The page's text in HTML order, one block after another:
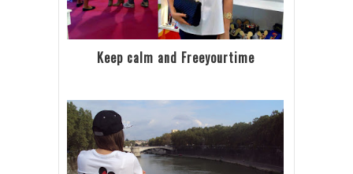
Keep calm and Freeyourtime